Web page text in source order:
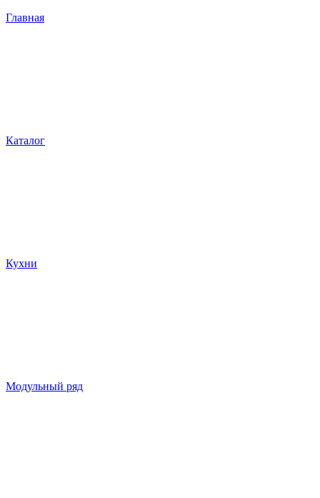
Главная
Каталог
Кухни
Модульный ряд